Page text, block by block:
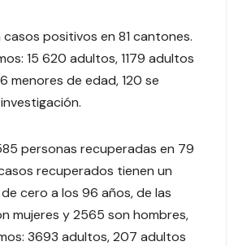
positivos en 81 cantones.
15 620 adultos, 1179 adultos
menores de edad, 120 se
personas recuperadas en 79
recuperados tienen un
cero a los 96 años, de las
mujeres y 2565 son hombres,
3693 adultos, 207 adultos